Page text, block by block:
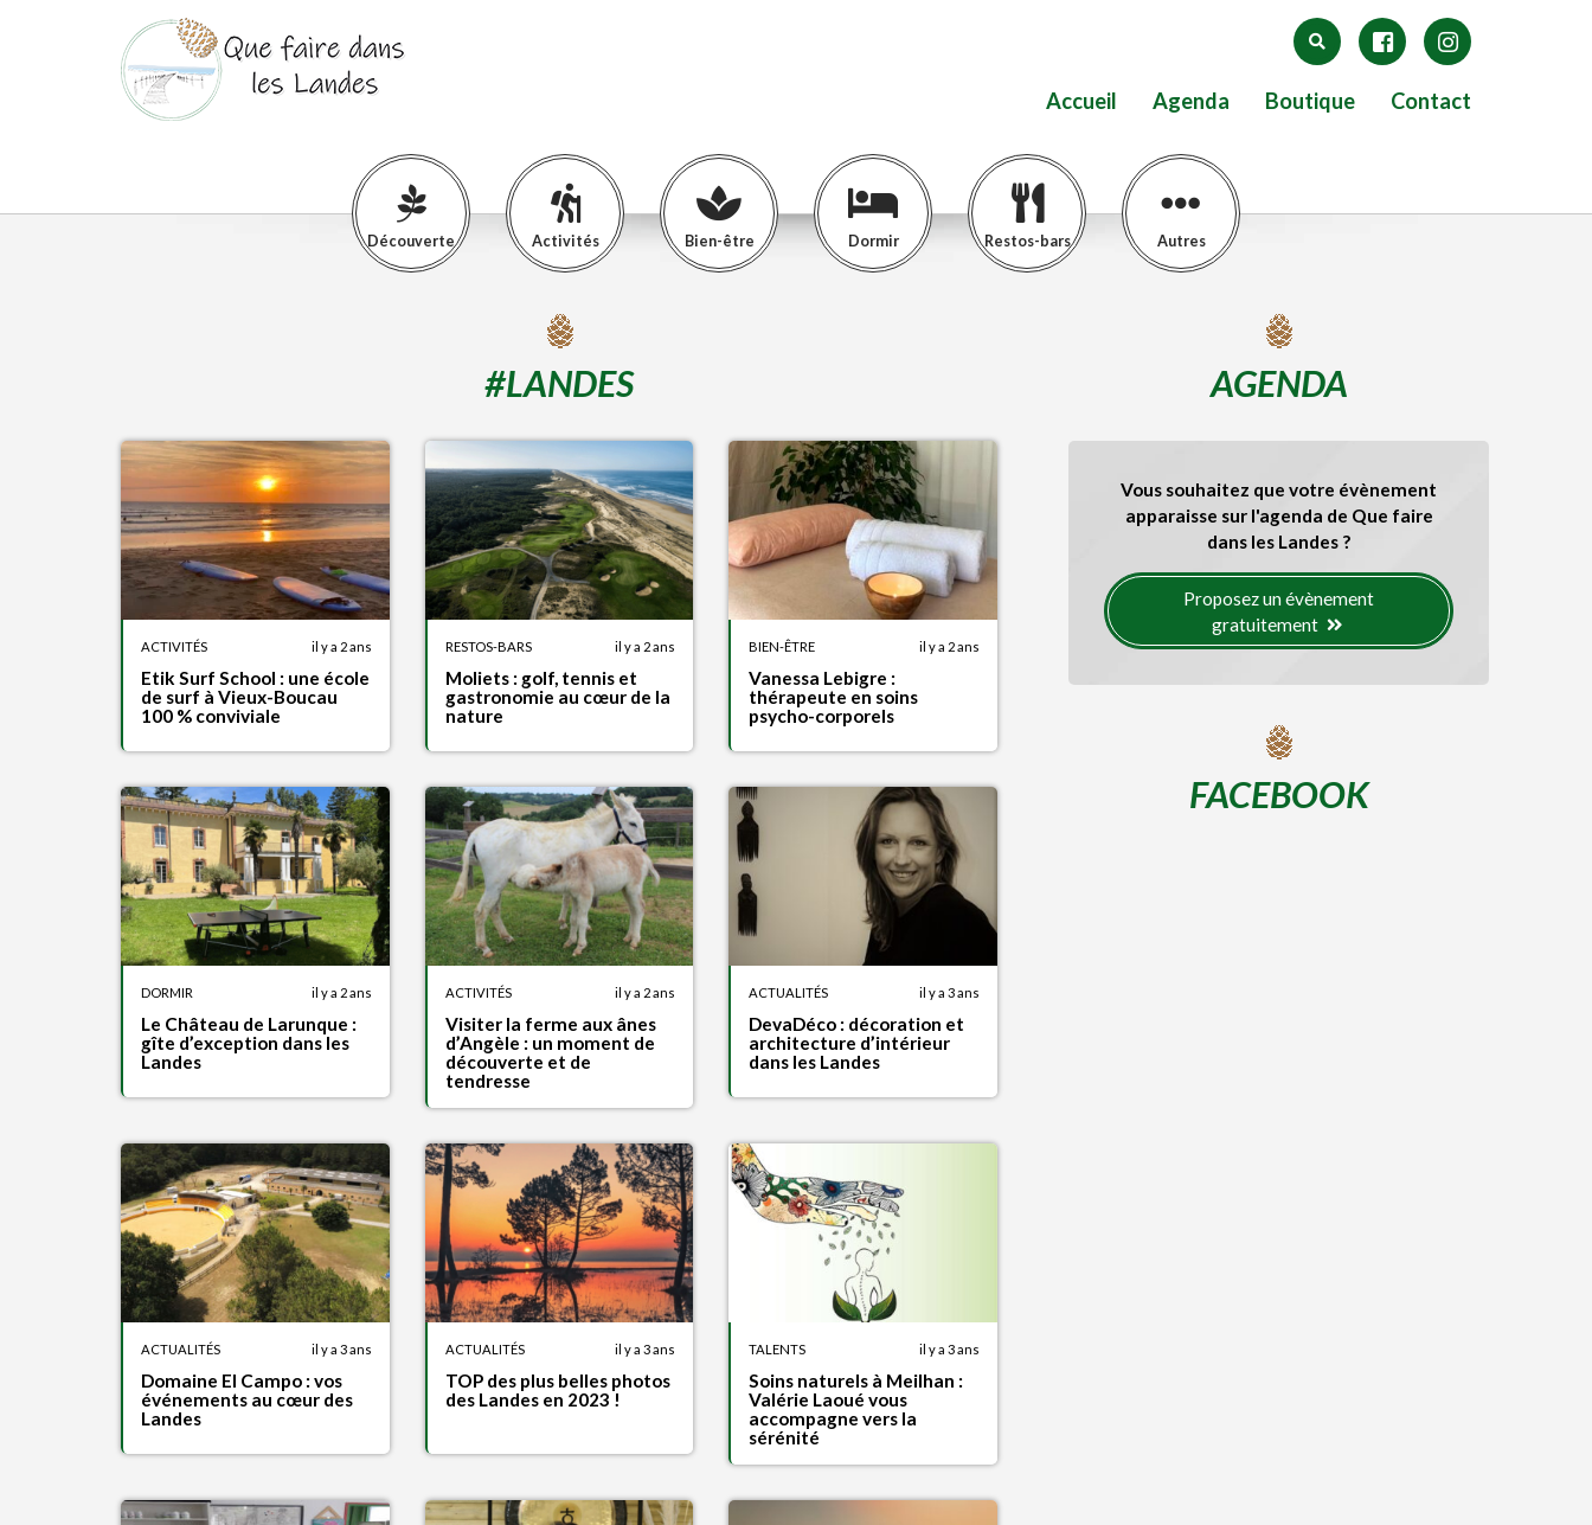
Accueil Agenda Boutique Contact
Découverte Activités Bien-être Dormir Restos-bars Autres
#LANDES
ACTIVITÉS il y a 2 ans
Etik Surf School : une école
de surf à Vieux-Boucau
100 % conviviale
RESTOS-BARS il y a 2 ans
Moliets : golf, tennis et
gastronomie au cœur de la
nature
BIEN-ÊTRE il y a 2 ans
Vanessa Lebigre :
thérapeute en soins
psycho-corporels
DORMIR il y a 2 ans
Le Château de Larunque :
gîte d’exception dans les
Landes
ACTIVITÉS il y a 2 ans
Visiter la ferme aux ânes
d’Angèle : un moment de
découverte et de
tendresse
ACTUALITÉS il y a 3 ans
DevaDéco : décoration et
architecture d’intérieur
dans les Landes
ACTUALITÉS il y a 3 ans
Domaine El Campo : vos
événements au cœur des
Landes
ACTUALITÉS il y a 3 ans
TOP des plus belles photos
des Landes en 2023 !
TALENTS il y a 3 ans
Soins naturels à Meilhan :
Valérie Laoué vous
accompagne vers la
sérénité
AGENDA
Vous souhaitez que votre évènement
apparaisse sur l'agenda de Que faire
dans les Landes ?
Proposez un évènement
gratuitement
FACEBOOK